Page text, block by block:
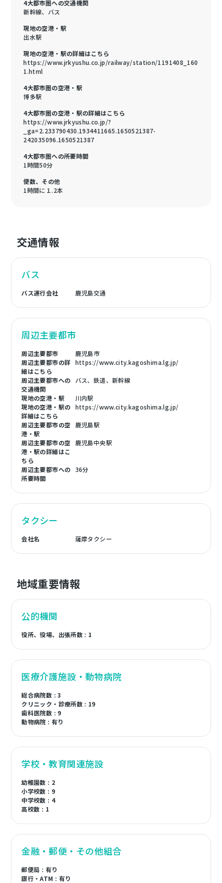
4大都市圏への交通機関
新幹線、バス
現地の空港・駅
出水駅
現地の空港・駅の詳細はこちら
https://www.jrkyushu.co.jp/railway/station/1191408_160
1.html
4大都市圏の空港・駅
博多駅
4大都市圏の空港・駅の詳細はこちら
https://www.jrkyushu.co.jp/?
_ga=2.233790430.1934411665.1650521387-
242035096.1650521387
4大都市圏への所要時間
1時間50分
便数、その他
1時間に１.2本
交通情報
バス
バス運行会社 鹿児島交通
周辺主要都市
周辺主要都市
鹿児島市
周辺主要都市の詳
細はこちら
https://www.city.kagoshima.lg.jp/
周辺主要都市への
交通機関
バス、鉄道、新幹線
現地の空港・駅
川内駅
現地の空港・駅の
詳細はこちら
https://www.city.kagoshima.lg.jp/
周辺主要都市の空
港・駅
鹿児島駅
周辺主要都市の空
港・駅の詳細はこ
ちら
鹿児島中央駅
周辺主要都市への
所要時間
36分
タクシー
会社名 薩摩タクシー
地域重要情報
公的機関
役所、役場、出張所数 : 1
医療介護施設・動物病院
総合病院数 : 3
クリニック・診療所数 : 19
歯科医院数 : 9
動物病院 : 有り
学校・教育関連施設
幼稚園数 : 2
小学校数 : 9
中学校数 : 4
高校数 : 1
金融・郵便・その他組合
郵便局 : 有り
銀行・ATM : 有り